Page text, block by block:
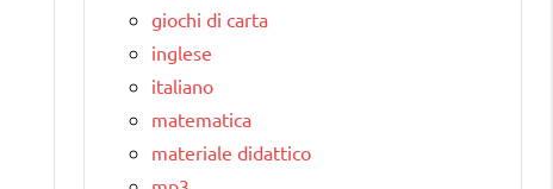
giochi di carta
inglese
italiano
matematica
materiale didattico